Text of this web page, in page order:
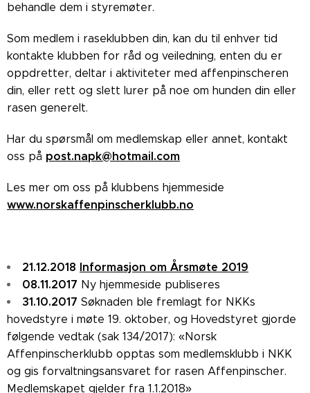
behandle dem i styremøter.
Som medlem i raseklubben din, kan du til enhver tid
kontakte klubben for råd og veiledning, enten du er
oppdretter, deltar i aktiviteter med affenpinscheren
din, eller rett og slett lurer på noe om hunden din eller
rasen generelt.
Har du spørsmål om medlemskap eller annet, kontakt
oss på post.napk@hotmail.com
Les mer om oss på klubbens hjemmeside
www.norskaffenpinscherklubb.no
21.12.2018 Informasjon om Årsmøte 2019
08.11.2017 Ny hjemmeside publiseres
31.10.2017 Søknaden ble fremlagt for NKKs
hovedstyre i møte 19. oktober, og Hovedstyret gjorde
følgende vedtak (sak 134/2017): «Norsk
Affenpinscherklubb opptas som medlemsklubb i NKK
og gis forvaltningsansvaret for rasen Affenpinscher.
Medlemskapet gjelder fra 1.1.2018»